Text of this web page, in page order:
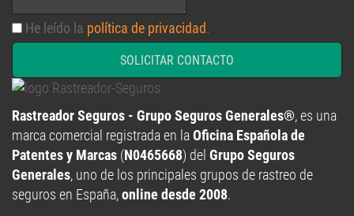
SOLICITAR CONTACTO
Rastreador Seguros - Grupo Seguros Generales®
marca comercial registrada en laOficina Española de
Patentes y Marcas(N0465668) delGrupo Seguros
Generales, uno de los principales grupos de rastreo de
seguros en España,online desde 2008.